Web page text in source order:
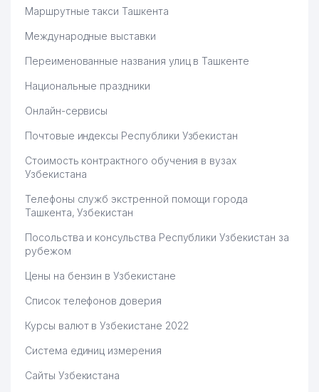
Маршрутные такси Ташкента
Международные выставки
Переименованные названия улиц в Ташкенте
Национальные праздники
Онлайн-сервисы
Почтовые индексы Республики Узбекистан
Стоимость контрактного обучения в вузах
Узбекистана
Телефоны служб экстренной помощи города
Ташкента, Узбекистан
Посольства и консульства Республики Узбекистан за
рубежом
Цены на бензин в Узбекистане
Список телефонов доверия
Курсы валют в Узбекистане 2022
Система единиц измерения
Сайты Узбекистана